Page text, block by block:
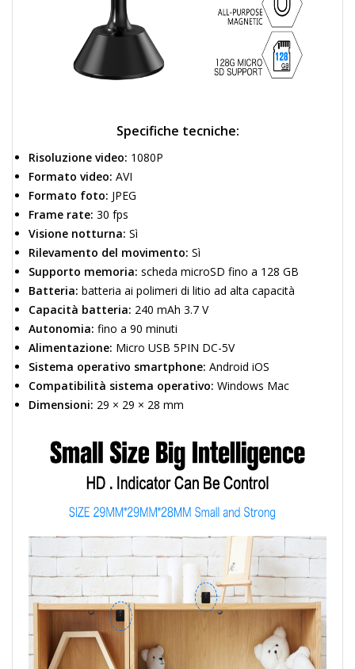
Specifiche tecniche:
Risoluzione video: 1080P
Formato video: AVI
Formato foto: JPEG
Frame rate: 30 fps
Visione notturna: Sì
Rilevamento del movimento: Sì
Supporto memoria: scheda microSD fino a 128 GB
Batteria: batteria ai polimeri di litio ad alta capacità
Capacità batteria: 240 mAh 3.7 V
Autonomia: fino a 90 minuti
Alimentazione: Micro USB 5PIN DC-5V
Sistema operativo smartphone: Android iOS
Compatibilità sistema operativo: Windows Mac
Dimensioni: 29 × 29 × 28 mm